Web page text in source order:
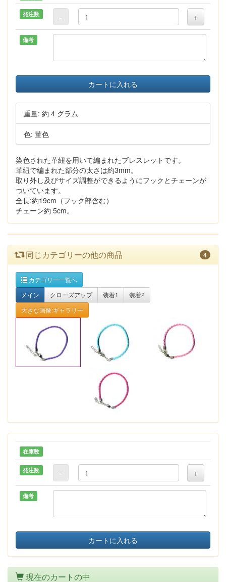
発注数 - +
備考
カートに入れる
重量: 約 4 グラム
色: 菫色
染色された革紐を用いて編まれたブレスレットです。
革紐で編まれた部分の太さは約3mm。
取り外し及びサイズ調整ができるようにフックとチェーンが
ついています。
全長:約19cm（フック部含む）
チェーン約 5cm。
同じカテゴリーの他の商品 4
カテゴリー一覧へ
メイン
クローズアップ 装着1
装着2
大きな画像:ギャラリー
在庫数
発注数 - +
備考
カートに入れる
現在のカートの中